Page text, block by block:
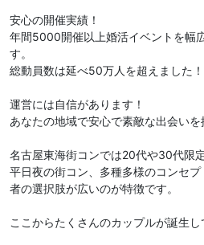
安心の開催実績！
年間5000開催以上婚活イベントを幅
す。
総動員数は延べ50万人を超えました！
運営には自信があります！
あなたの地域で安心で素敵な出会いを
名古屋東海街コンでは20代や30代限
平日夜の街コン、多種多様のコンセ
者の選択肢が広いのが特徴です。
ここからたくさんのカップルが誕生し